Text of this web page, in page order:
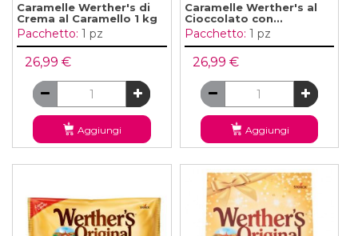
Caramelle Werther's di
Crema al Caramello 1 kg
Pacchetto: 1 pz
26,99 €
Aggiungi
Caramelle Werther's al
Cioccolato con...
Pacchetto: 1 pz
26,99 €
Aggiungi